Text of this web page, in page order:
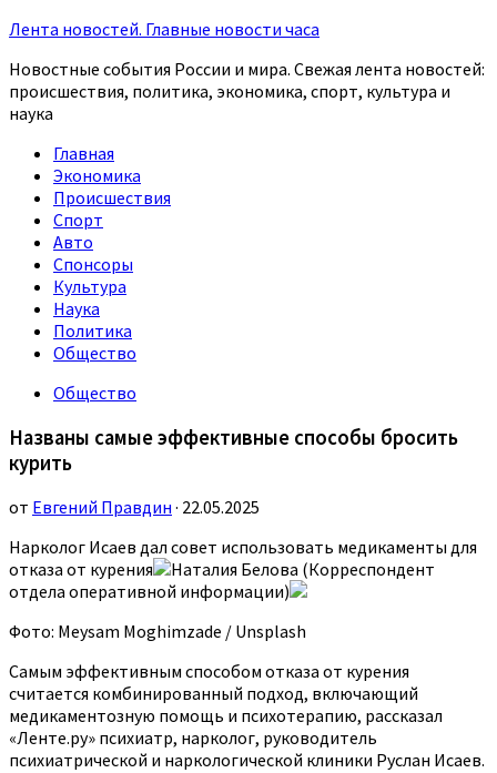
Лента новостей. Главные новости часа
Новостные события России и мира. Свежая лента новостей:
происшествия, политика, экономика, спорт, культура и
наука
Главная
Экономика
Происшествия
Спорт
Авто
Спонсоры
Культура
Наука
Политика
Общество
Общество
Названы самые эффективные способы бросить
курить
от Евгений Правдин · 22.05.2025
Нарколог Исаев дал совет использовать медикаменты для
отказа от курения
Наталия Белова (Корреспондент
отдела оперативной информации)
Фото: Meysam Moghimzade / Unsplash
Самым эффективным способом отказа от курения
считается комбинированный подход, включающий
медикаментозную помощь и психотерапию, рассказал
«Ленте.ру» психиатр, нарколог, руководитель
психиатрической и наркологической клиники Руслан Исаев.